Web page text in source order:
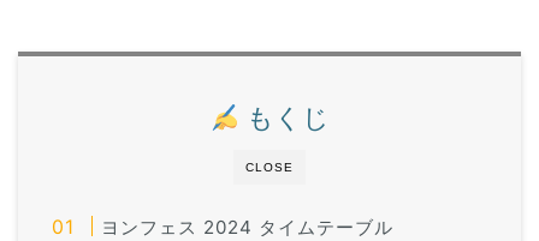
CLOSE
もくじ
ヨンフェス 2024 タイムテーブル